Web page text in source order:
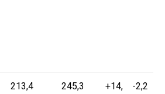
213,4 245,3
+14,
-2,2